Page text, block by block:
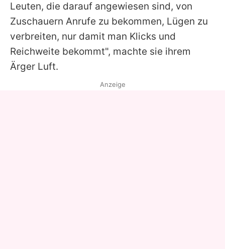
Leuten, die darauf angewiesen sind, von
Zuschauern Anrufe zu bekommen, Lügen zu
verbreiten, nur damit man Klicks und
Reichweite bekommt", machte sie ihrem
Ärger Luft.
Anzeige